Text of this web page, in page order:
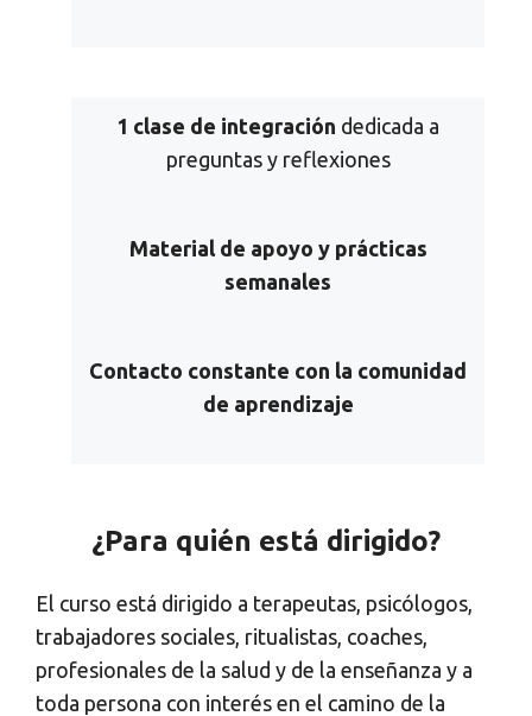
1 clase de integración dedicada a
preguntas y reflexiones
Material de apoyo y prácticas
semanales
Contacto constante con la comunidad
de aprendizaje
¿Para quién está dirigido?
El curso está dirigido a terapeutas, psicólogos,
trabajadores sociales, ritualistas, coaches,
profesionales de la salud y de la enseñanza y a
toda persona con interés en el camino de la